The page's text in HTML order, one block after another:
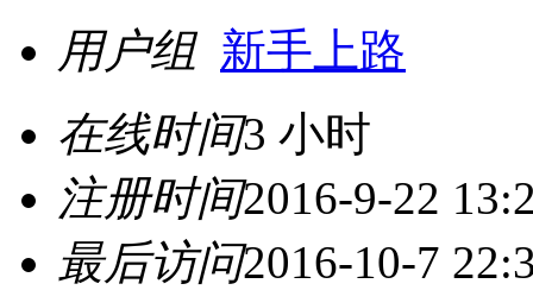
用户组 新手上路
在线时间3 小时
注册时间2016-9-22
最后访问2016-10-7